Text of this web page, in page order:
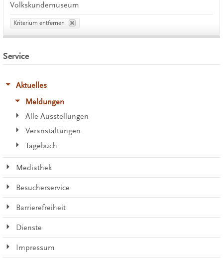
Volkskundemuseum
Kriterium entfernen
Service
Aktuelles
Meldungen
Alle Ausstellungen
Veranstaltungen
Tagebuch
Mediathek
Besucherservice
Barrierefreiheit
Dienste
Impressum